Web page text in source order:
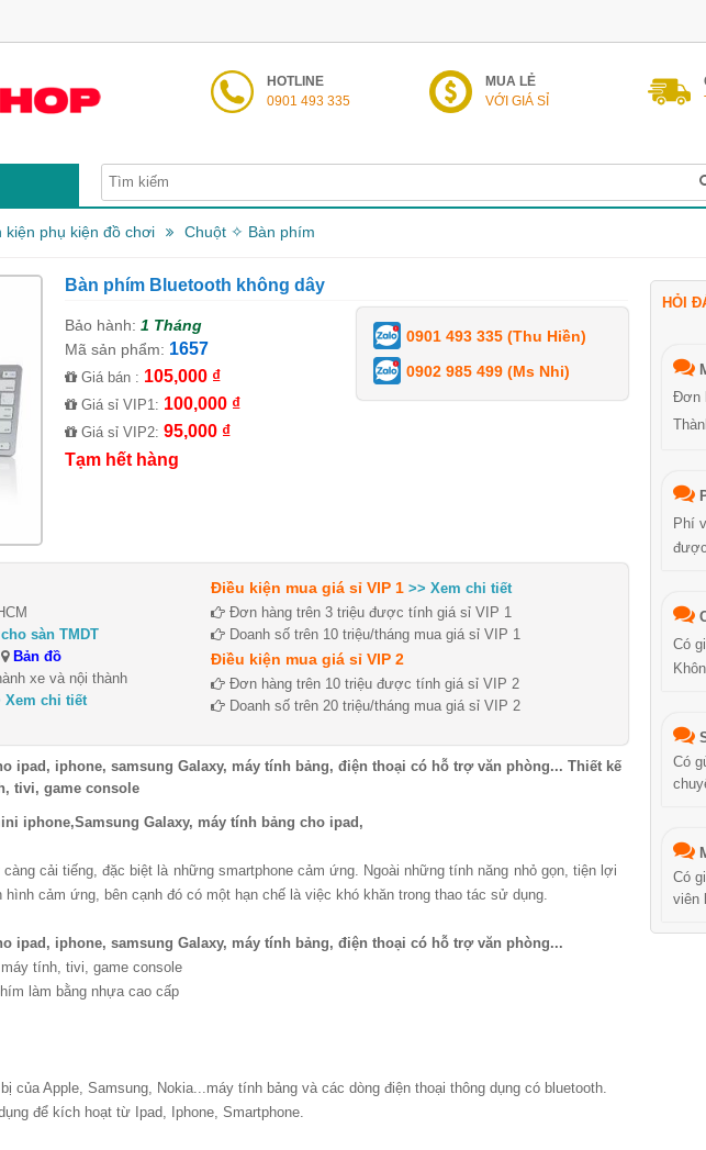
HOTLINE
0901 493 335
MUA LẺ
VỚI GIÁ SỈ
kiện phụ kiện đồ chơi Chuột ✧ Bàn phím
Bàn phím Bluetooth không dây
Bảo hành: 1 Tháng
Mã sản phẩm: 1657
Giá bán : 105,000 ₫
Giá sỉ VIP1: 100,000 ₫
Giá sỉ VIP2: 95,000 ₫
Tạm hết hàng
0901 493 335 (Thu Hiền)
0902 985 499 (Ms Nhi)
cho sàn TMDT
Bản đồ
xe và nội thành
Xem chi tiết
Điều kiện mua giá sỉ VIP 1 >> Xem chi tiết
Đơn hàng trên 3 triệu được tính giá sỉ VIP 1
Doanh số trên 10 triệu/tháng mua giá sỉ VIP 1
Điều kiện mua giá sỉ VIP 2
Đơn hàng trên 10 triệu được tính giá sỉ VIP 2
Doanh số trên 20 triệu/tháng mua giá sỉ VIP 2
ipad, iphone, samsung Galaxy, máy tính bảng, điện thoại có hỗ trợ văn phòng... Thiết kế
tivi, game console
iphone,Samsung Galaxy, máy tính bảng cho ipad,
cải tiếng, đặc biệt là những smartphone cảm ứng. Ngoài những tính năng nhỏ gọn, tiện lợi
cảm ứng, bên cạnh đó có một hạn chế là việc khó khăn trong thao tác sử dụng.
ipad, iphone, samsung Galaxy, máy tính bảng, điện thoại có hỗ trợ văn phòng...
tính, tivi, game console
làm bằng nhựa cao cấp
của Apple, Samsung, Nokia...máy tính bảng và các dòng điện thoại thông dụng có bluetooth.
để kích hoạt từ Ipad, Iphone, Smartphone.
HỎI
Đơn
Phí
Có
Có
Có
viên